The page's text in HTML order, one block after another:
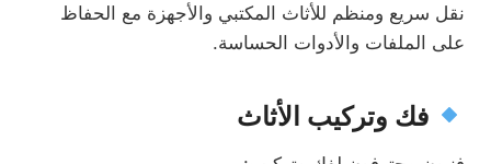
نقل سريع ومنظم للأثاث المكتبي والأجهزة مع الحفاظ
على الملفات والأدوات الحساسة.
فك وتركيب الأثاث